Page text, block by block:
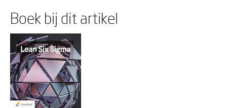
Boek bij dit artikel